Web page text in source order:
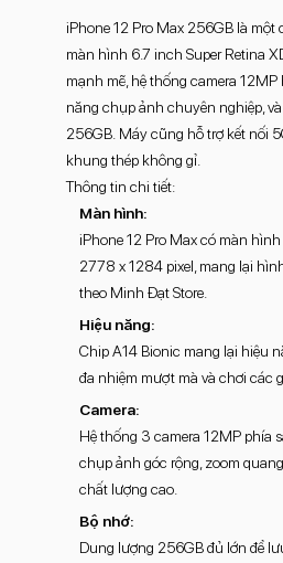
iPhone 12 Pro Max 256GB là một
màn hình 6.7 inch Super Retina
mạnh mẽ, hệ thống camera
năng chụp ảnh chuyên nghiệp,
256GB. Máy cũng hỗ trợ kết nối
khung thép không gỉ.
Thông tin chi tiết:
Màn hình:
iPhone 12 Pro Max có màn
2778 x 1284 pixel, mang lại
theo Minh Đạt Store.
Hiệu năng:
Chip A14 Bionic mang lại hiệu
đa nhiệm mượt mà và chơi các
Camera:
Hệ thống 3 camera 12MP phía
chụp ảnh góc rộng, zoom
chất lượng cao.
Bộ nhớ:
Dung lượng 256GB đủ lớn để